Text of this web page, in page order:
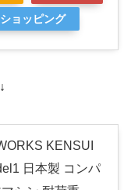
ョッピング
KENSUI
日本製 コンパ